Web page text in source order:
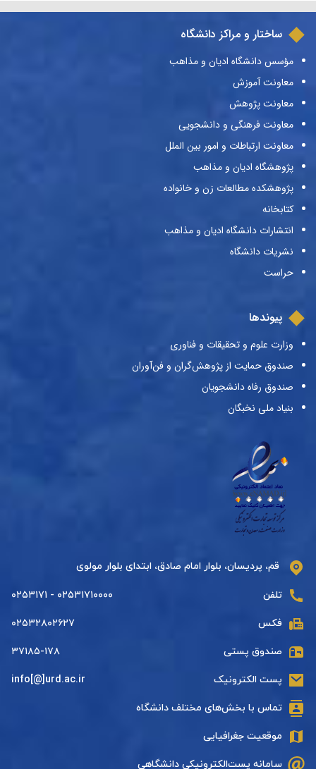
ساختار و مراکز دانشگاه
مؤسس دانشگاه ادیان و مذاهب
معاونت آموزش
معاونت پژوهش
معاونت فرهنگی و دانشجویی
معاونت ارتباطات و امور بین الملل
پژوهشگاه ادیان و مذاهب
پژوهشکده مطالعات زن و خانواده
کتابخانه
انتشارات دانشگاه ادیان و مذاهب
نشریات دانشگاه
حراست
پیوندها
وزارت علوم و تحقیقات و فناوری
صندوق حمایت از پژوهش‌گران و فن‌آوران
صندوق رفاه دانشجویان
بنیاد ملی نخبگان
قم، پردیسان، بلوار امام صادق، ابتدای بلوار مولوی
تلفن ۰۲۵۳۱۷۱۰۰۰۰ - ۰۲۵۳۱۷۱
فکس ۰۲۵۳۲۸۰۲۶۲۷
صندوق پستی ۳۷۱۸۵-۱۷۸
پست الکترونیک info[@]urd.ac.ir
تماس با بخش‌های مختلف دانشگاه
موقعیت جغرافیایی
سامانه پست‌الکترونیکی دانشگاهی